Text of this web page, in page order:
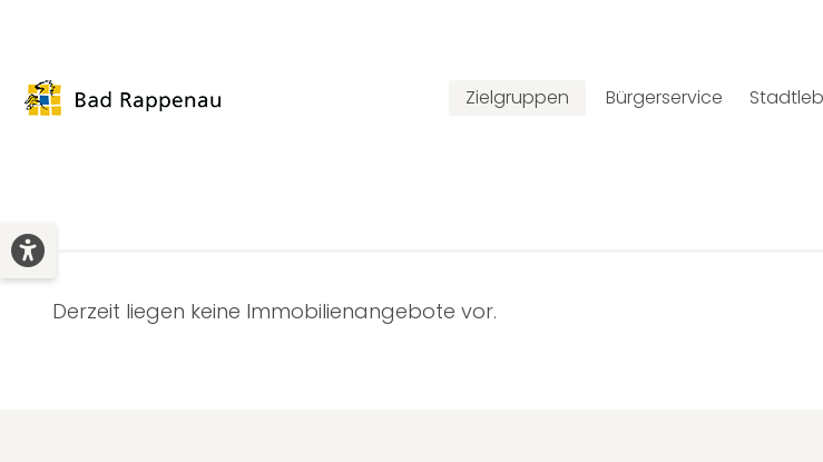
Zielgruppen Bürgerservice
Derzeit liegen keine Immobilienangebote vor.